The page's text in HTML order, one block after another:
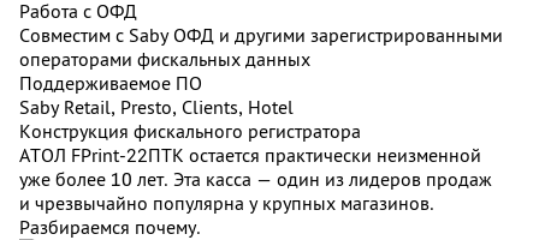
Работа с ОФД
Совместим с Saby ОФД и другими зарегистрированными
операторами фискальных данных
Поддерживаемое ПО
Saby Retail, Presto, Clients, Hotel
Конструкция фискального регистратора
АТОЛ FPrint‑22ПТК остается практически неизменной
уже более 10 лет. Эта касса — один из лидеров продаж
и чрезвычайно популярна у крупных магазинов.
Разбираемся почему.